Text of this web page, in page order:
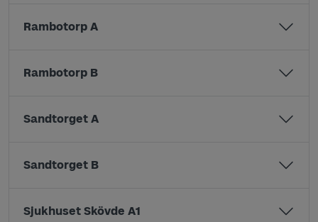
Rambotorp A
Rambotorp B
Sandtorget A
Sandtorget B
Sjukhuset Skövde A1